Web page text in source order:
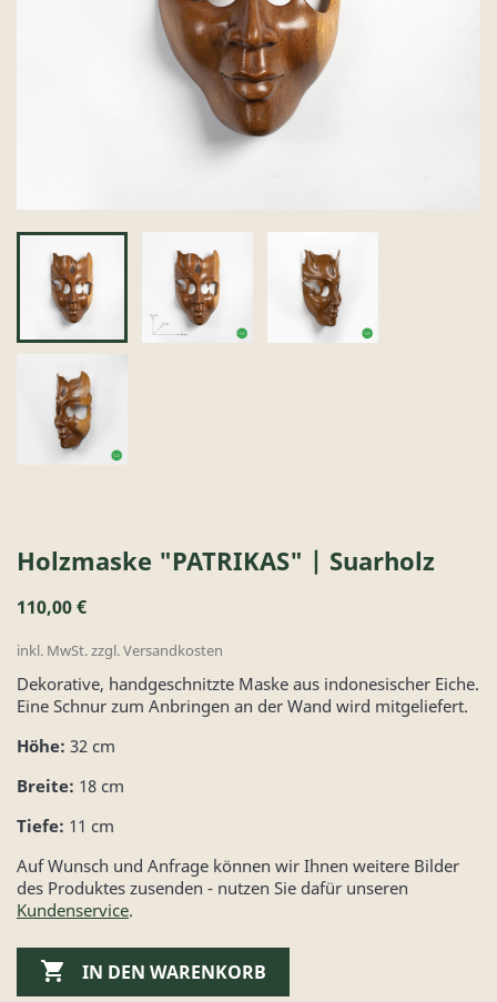
Holzmaske "PATRIKAS" | Suarholz
110,00 €
inkl. MwSt. zzgl. Versandkosten
Dekorative, handgeschnitzte Maske aus indonesischer Eiche.
Eine Schnur zum Anbringen an der Wand wird mitgeliefert.
Höhe: 32 cm
Breite: 18 cm
Tiefe: 11 cm
Auf Wunsch und Anfrage können wir Ihnen weitere Bilder
des Produktes zusenden - nutzen Sie dafür unseren
Kundenservice.
 IN DEN WARENKORB